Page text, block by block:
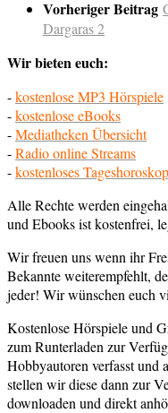
Vorheriger Beitrag
Dargaras 2
Wir bieten euch:
-kostenlose MP3 Hörspiele
-kostenlose eBooks
-Mediatheken Übersicht
-Radio online Streams
-kostenloses Tageshoroskop
Alle Rechte werden
und Ebooks ist kostenfrei,
Wir freuen uns wenn ihr
Bekannte weiterempfehlt,
jeder! Wir wünschen euch
Kostenlose Hörspiele und
zum Runterladen zur
Hobbyautoren verfasst und
stellen wir diese dann zur
downloaden und direkt